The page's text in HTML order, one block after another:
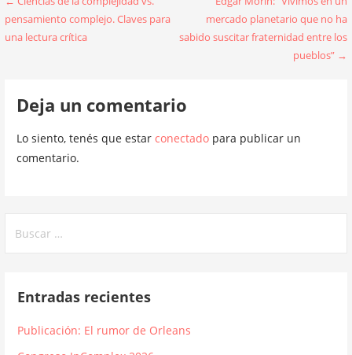
de
pensamiento complejo. Claves para
una lectura crítica
mercado planetario que no ha
sabido suscitar fraternidad entre los
pueblos” →
Deja un comentario
Lo siento, tenés que estar conectadopara publicar un
comentario.
Entradas recientes
Publicación: El rumor de Orleans